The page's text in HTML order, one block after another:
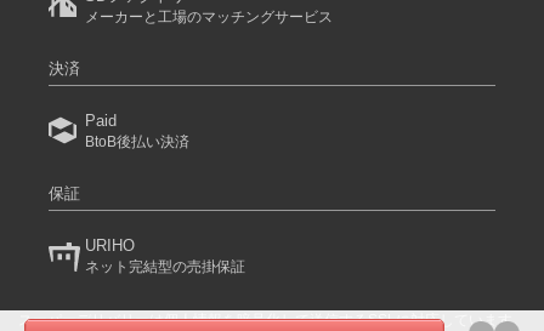
メーカーと工場のマッチングサービス
決済
Paid
BtoB後払い決済
保証
URIHO
ネット完結型の売掛保証
スーパーデリバリーは個人情報を暗号化して送信するSSLに対応しています。